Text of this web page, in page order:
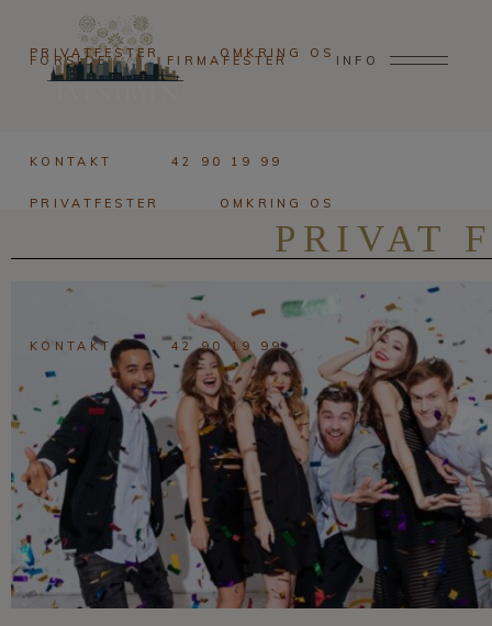
FORSIDE FIRMAFESTER
PRIVATFESTER OMKRING OS
KONTAKT 42 90 19 99
INFO
PRIVATFESTER OMKRING OS
KONTAKT 42 90 19 99
PRIVAT